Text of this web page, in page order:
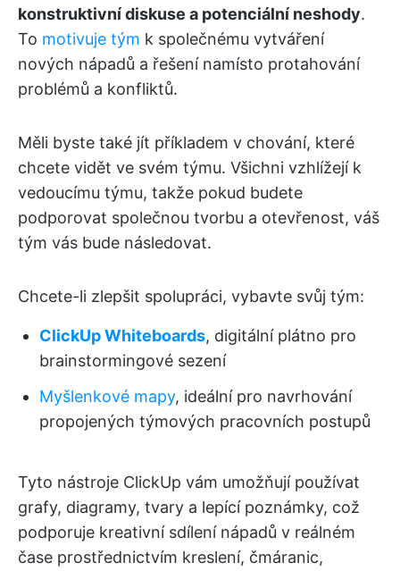
konstruktivní diskuse a potenciální neshody.
To motivuje tým k společnému vytváření
nových nápadů a řešení namísto protahování
problémů a konfliktů.
Měli byste také jít příkladem v chování, které
chcete vidět ve svém týmu. Všichni vzhlížejí k
vedoucímu týmu, takže pokud budete
podporovat společnou tvorbu a otevřenost, váš
tým vás bude následovat.
Chcete-li zlepšit spolupráci, vybavte svůj tým:
ClickUp Whiteboards, digitální plátno pro
brainstormingové sezení
Myšlenkové mapy, ideální pro navrhování
propojených týmových pracovních postupů
Tyto nástroje ClickUp vám umožňují používat
grafy, diagramy, tvary a lepící poznámky, což
podporuje kreativní sdílení nápadů v reálném
čase prostřednictvím kreslení, čmáranic,